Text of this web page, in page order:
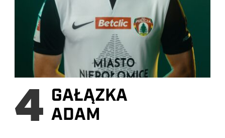
4 GAŁĄZKA
ADAM